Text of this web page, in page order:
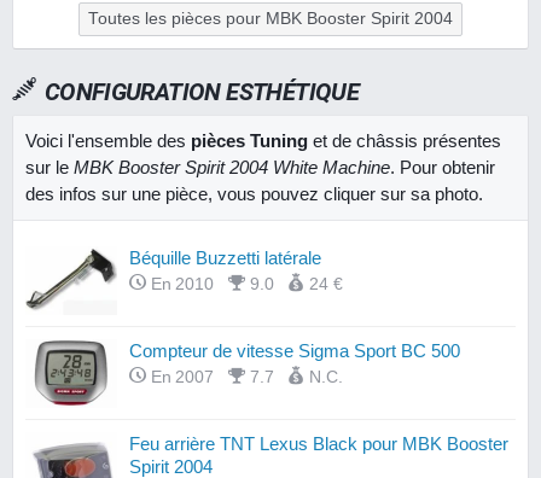
Toutes les pièces pour MBK Booster Spirit 2004
CONFIGURATION ESTHÉTIQUE
Voici l'ensemble des pièces Tuning et de châssis présentes
sur le MBK Booster Spirit 2004 White Machine. Pour obtenir
des infos sur une pièce, vous pouvez cliquer sur sa photo.
Béquille Buzzetti latérale
En 2010 9.0 24 €
Compteur de vitesse Sigma Sport BC 500
En 2007 7.7 N.C.
Feu arrière TNT Lexus Black pour MBK Booster
Spirit 2004